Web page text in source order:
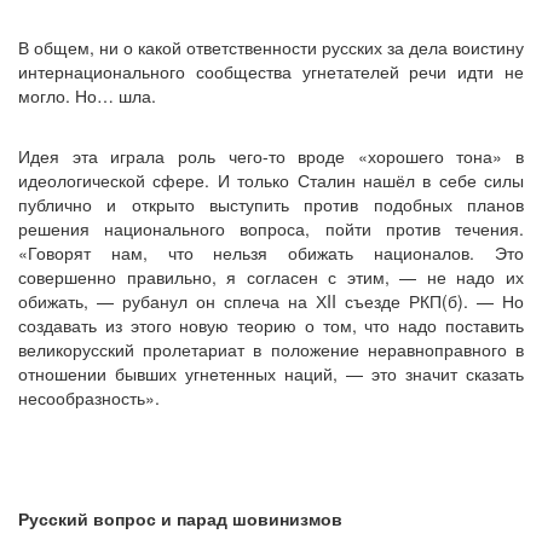
В общем, ни о какой ответственности русских за дела воистину
интернационального сообщества угнетателей речи идти не
могло. Но… шла.
Идея эта играла роль чего-то вроде «хорошего тона» в
идеологической сфере. И только Сталин нашёл в себе силы
публично и открыто выступить против подобных планов
решения национального вопроса, пойти против течения.
«Говорят нам, что нельзя обижать националов. Это
совершенно правильно, я согласен с этим, — не надо их
обижать, — рубанул он сплеча на ХII съезде РКП(б). — Но
создавать из этого новую теорию о том, что надо поставить
великорусский пролетариат в положение неравноправного в
отношении бывших угнетенных наций, — это значит сказать
несообразность».
Русский вопрос и парад шовинизмов